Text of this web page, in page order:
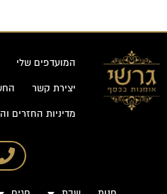
המועדפים שלי
יצירת קשר
מדיניות החזרים